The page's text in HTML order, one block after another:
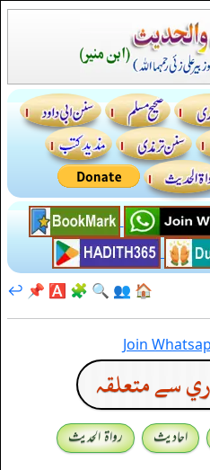
🏠
👥
🔍
🧩
🅰️
📌
↩️
Join
سے متعلقہ
احادیث
رواۃ الحدیث